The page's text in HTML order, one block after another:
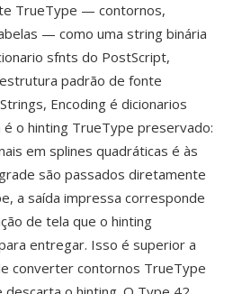
TrueType — contornos,
— como uma string binária
sfnts do PostScript,
padrão de fonte
Encoding é dicionarios
o hinting TrueType preservado:
em splines quadráticas é às
são passados diretamente
a saída impressa corresponde
de tela que o hinting
entregar. Isso é superior a
converter contornos TrueType